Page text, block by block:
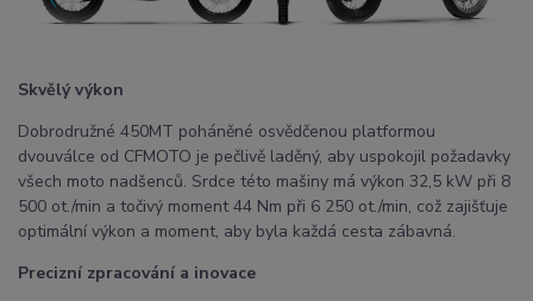
Skvělý výkon
Dobrodružné 450MT poháněné osvědčenou platformou
dvouválce od CFMOTO je pečlivě laděný, aby uspokojil požadavky
všech moto nadšenců. Srdce této mašiny má výkon 32,5 kW při 8
500 ot./min a točivý moment 44 Nm při 6 250 ot./min, což zajišťuje
optimální výkon a moment, aby byla každá cesta zábavná.
Precizní zpracování a inovace